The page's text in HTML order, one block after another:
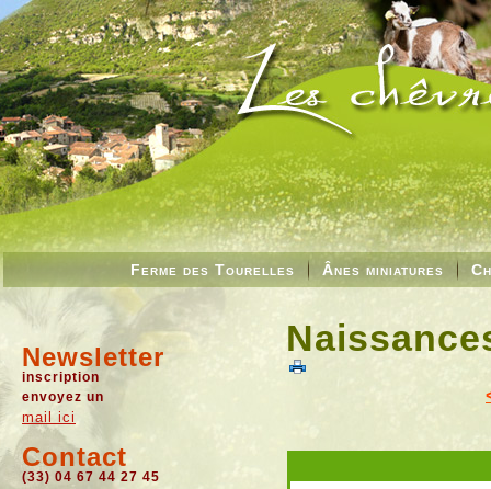
Ferme des Tourelles Ânes miniatures
Newsletter
inscription
envoyez un
mail ici
Contact
(33) 04 67 44 27 45